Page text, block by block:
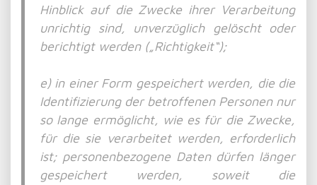
Hinblick auf die Zwecke ihrer Verarbeitung
unrichtig sind, unverzüglich gelöscht oder
berichtigt werden („Richtigkeit“);
e) in einer Form gespeichert werden, die die
Identifizierung der betroffenen Personen nur
so lange ermöglicht, wie es für die Zwecke,
für die sie verarbeitet werden, erforderlich
ist; personenbezogene Daten dürfen länger
gespeichert werden, soweit die